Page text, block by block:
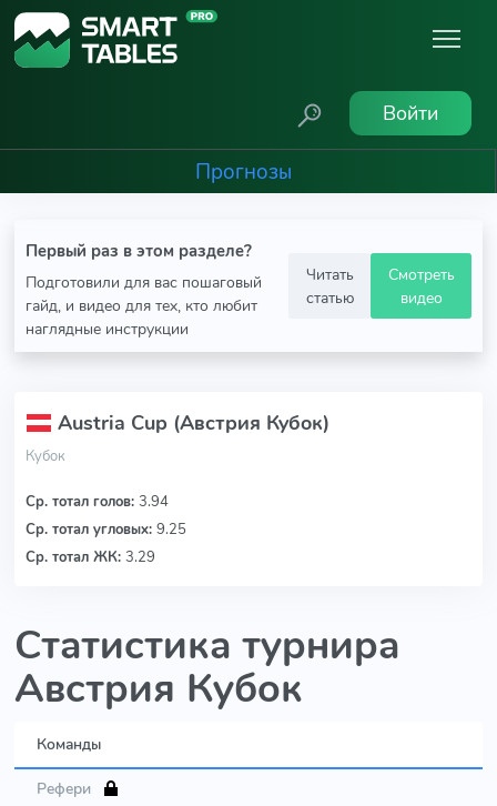
Войти
Прогнозы
Первый раз в этом разделе?
Подготовили для вас пошаговый
гайд, и видео для тех, кто любит
наглядные инструкции
Читать
статью
Смотреть
видео
Austria Cup (Австрия Кубок)
Кубок
Ср. тотал голов: 3.94
Ср. тотал угловых: 9.25
Ср. тотал ЖК: 3.29
Статистика турнира
Австрия Кубок
Команды
Рефери